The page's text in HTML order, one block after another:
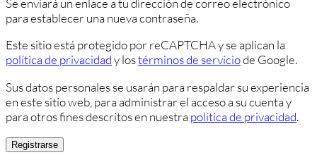
Se enviará un enlace a tu dirección de correo electrónico
para establecer una nueva contraseña.
Este sitio está protegido por reCAPTCHA y se aplican la
política de privacidady lostérminos de serviciode Google.
Sus datos personales se usarán para respaldar su experiencia
en este sitio web, para administrar el acceso a su cuenta y
para otros fines descritos en nuestrapolítica de privacidad.
Registrarse